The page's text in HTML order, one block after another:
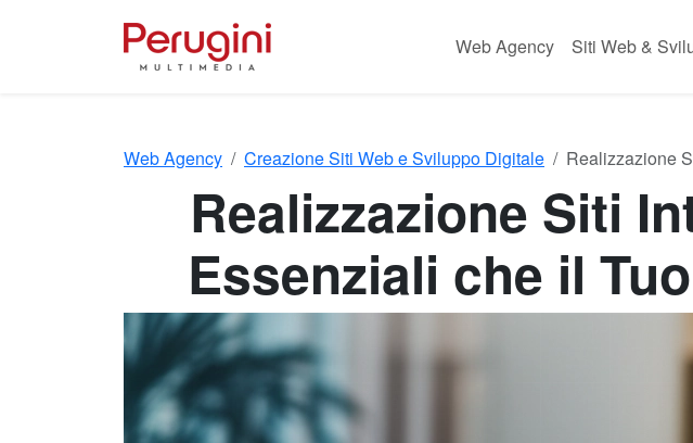
Web Agency Siti Web &
Web Agency Creazione Siti Web e Sviluppo Digitale Realizzazione
Realizzazione Siti
Essenziali che il